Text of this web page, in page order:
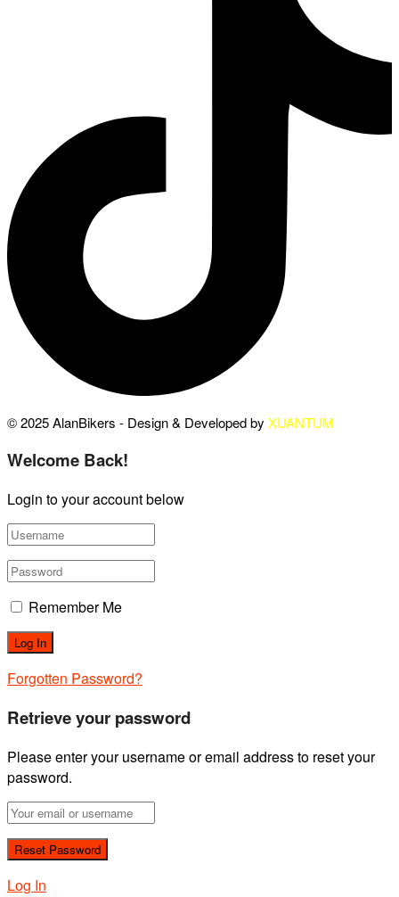
© 2025 AlanBikers - Design & Developed by XUANTUM
Welcome Back!
Login to your account below
Remember Me
Forgotten Password?
Retrieve your password
Please enter your username or email address to reset your
password.
Log In